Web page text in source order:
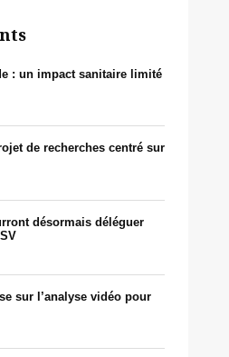
: un impact sanitaire limité
de recherches centré sur
désormais déléguer
sur l’analyse vidéo pour